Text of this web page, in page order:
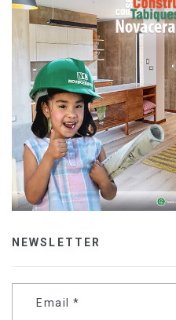
NEWSLETTER
Email *